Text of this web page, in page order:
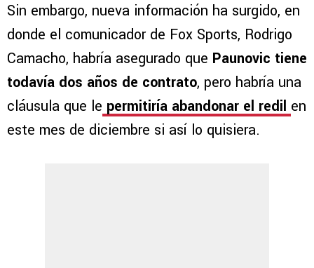
Sin embargo, nueva información ha surgido, en
donde el comunicador de Fox Sports, Rodrigo
Camacho, habría asegurado que Paunovic tiene
todavía dos años de contrato, pero habría una
cláusula que le permitiría abandonar el redil en
este mes de diciembre si así lo quisiera.